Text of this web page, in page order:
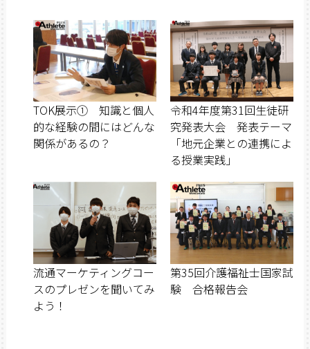
TOK展示① 知識と個人
的な経験の間にはどんな
関係があるの？
令和4年度第31回生徒研
究発表大会 発表テーマ
「地元企業との連携によ
る授業実践」
流通マーケティングコー
スのプレゼンを聞いてみ
よう！
第35回介護福祉士国家試
験 合格報告会